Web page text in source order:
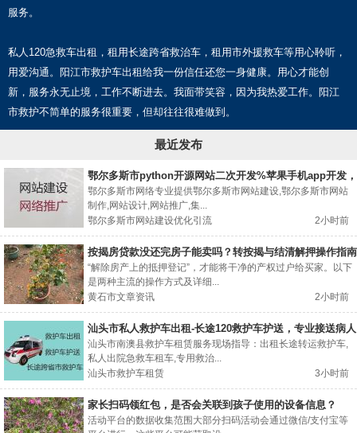
服务。
私人120急救车出租，租用长途跨省救治车，租用市外援救车等用心聆听，
用爱沟通。阳江市救护车出租给我一份信任还您一身健康。用心才能创
新，服务永无止境，工作不断进去。我面带笑容，因为我热爱工作。阳江
市救护不简单的服务很重要，但却往往很难做到。
最近发布
鄂尔多斯市python开源网站二次开发%苹果手机app开发，
网站制作
鄂尔多斯市网络专业提供鄂尔多斯市网站建设,鄂尔多斯市网站
制作,网站设计,网站推广,集...
鄂尔多斯市网站建设优化引流
2小时前
按揭房贷款没还完房子能卖吗？转按揭与结清解押操作指南
“解除房产上的抵押登记”，才能将干净的产权过户给买家。以下
是两种主流的操作方式及详细...
黄石市文章资讯
2小时前
汕头市私人救护车出租-长途120救护车护送，专业接送病人
汕头市南澳县救护车租赁服务现场指导：出租长途转运救护车,
私人出院急救车租车,专用救治...
汕头市救护车租赁
3小时前
家长扫码领红包，是否会关联到孩子使用的设备信息？
活动平台的数据收集范围大部分扫码活动会通过微信/支付宝等